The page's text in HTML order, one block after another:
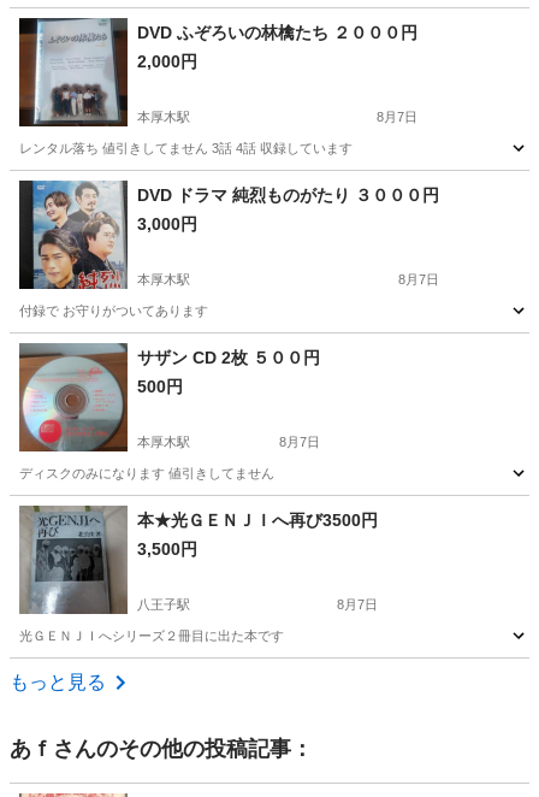
DVD ふぞろいの林檎たち ２０００円
2,000円
本厚木駅 8月7日
レンタル落ち 値引きしてません 3話 4話 収録しています
神奈川 厚木市 本厚木駅 DVD/ブルーレイ DVD
DVD ドラマ 純烈ものがたり ３０００円
3,000円
本厚木駅 8月7日
付録で お守りがついてあります
神奈川 厚木市 本厚木駅 DVD/ブルーレイ
サザン CD 2枚 ５００円
500円
本厚木駅 8月7日
ディスクのみになります 値引きしてません
神奈川 厚木市 本厚木駅 CD
本★光ＧＥＮＪＩへ再び3500円
3,500円
八王子駅 8月7日
光ＧＥＮＪＩへシリーズ２冊目に出た本です
神奈川 厚木市
もっと見る
あｆ さんのその他の投稿記事：